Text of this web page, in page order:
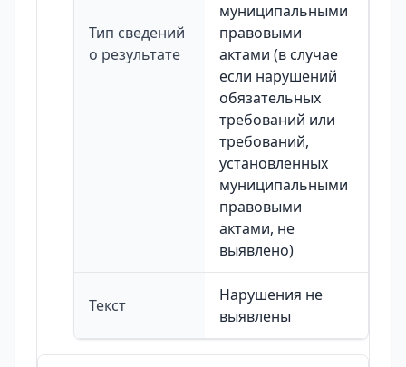
Тип сведений
о результате
муниципальными
правовыми
актами (в случае
если нарушений
обязательных
требований или
требований,
установленных
муниципальными
правовыми
актами, не
выявлено)
Текст
Нарушения не
выявлены